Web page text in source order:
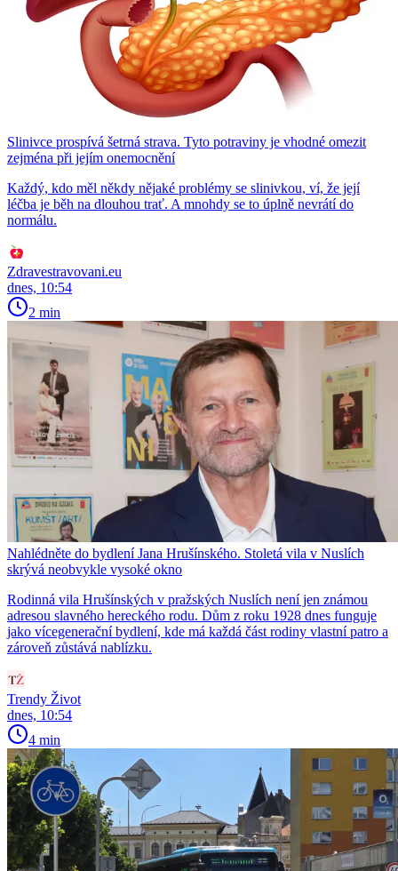
Slinivce prospívá šetrná strava. Tyto potraviny je vhodné omezit
zejména při jejím onemocnění
Každý, kdo měl někdy nějaké problémy se slinivkou, ví, že její
léčba je běh na dlouhou trať. A mnohdy se to úplně nevrátí do
normálu.
Zdravestravovani.eu
dnes, 10:54
2 min
Nahlédněte do bydlení Jana Hrušínského. Stoletá vila v Nuslích
skrývá neobvykle vysoké okno
Rodinná vila Hrušínských v pražských Nuslích není jen známou
adresou slavného hereckého rodu. Dům z roku 1928 dnes funguje
jako vícegenerační bydlení, kde má každá část rodiny vlastní patro a
zároveň zůstává nablízku.
Trendy Život
dnes, 10:54
4 min